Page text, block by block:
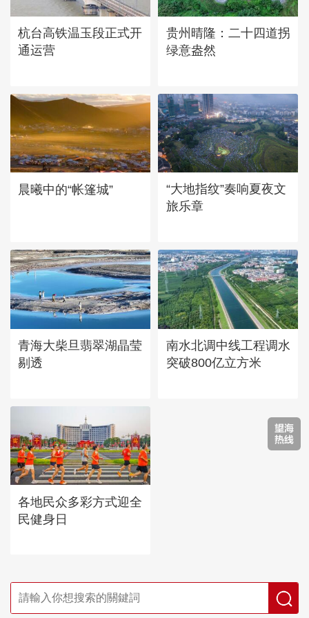
杭台高铁温玉段正式开
通运营
贵州晴隆：二十四道拐
绿意盎然
晨曦中的“帐篷城”
“大地指纹”奏响夏夜文
旅乐章
青海大柴旦翡翠湖晶莹
剔透
南水北调中线工程调水
突破800亿立方米
各地民众多彩方式迎全
民健身日